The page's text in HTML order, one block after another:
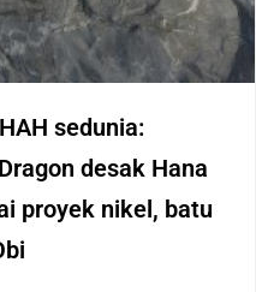
sedunia:
desak Hana
proyek nikel, batu